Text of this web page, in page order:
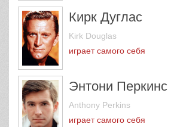
Кирк Дуглас
Kirk Douglas
играет самого себя
Энтони Перкинс
Anthony Perkins
играет самого себя